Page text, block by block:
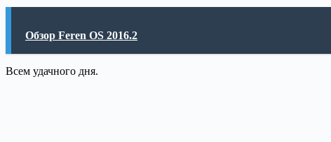
Обзор Feren OS 2016.2
Всем удачного дня.